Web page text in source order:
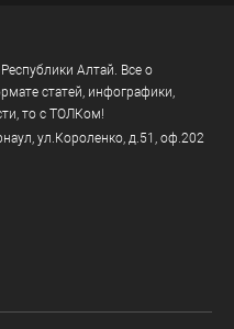
Алтай. Все о
статей, инфографики,
то с ТОЛКом!
, ул.Короленко, д.51, оф.202